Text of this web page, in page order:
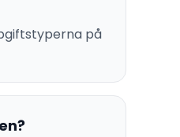
på